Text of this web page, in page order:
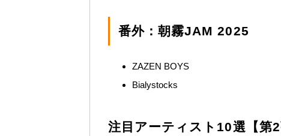
番外：朝霧JAM 2025
ZAZEN BOYS
Bialystocks
注目アーティスト10選【第2